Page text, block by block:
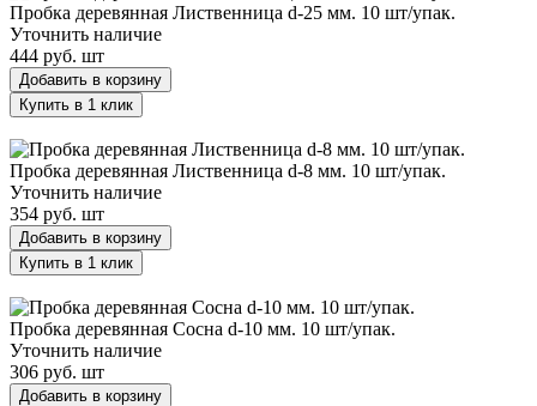
Пробка деревянная Лиственница d-25 мм. 10 шт/упак.
Уточнить наличие
444 руб. шт
Добавить в корзину
Купить в 1 клик
Пробка деревянная Лиственница d-8 мм. 10 шт/упак.
Уточнить наличие
354 руб. шт
Добавить в корзину
Купить в 1 клик
Пробка деревянная Сосна d-10 мм. 10 шт/упак.
Уточнить наличие
306 руб. шт
Добавить в корзину